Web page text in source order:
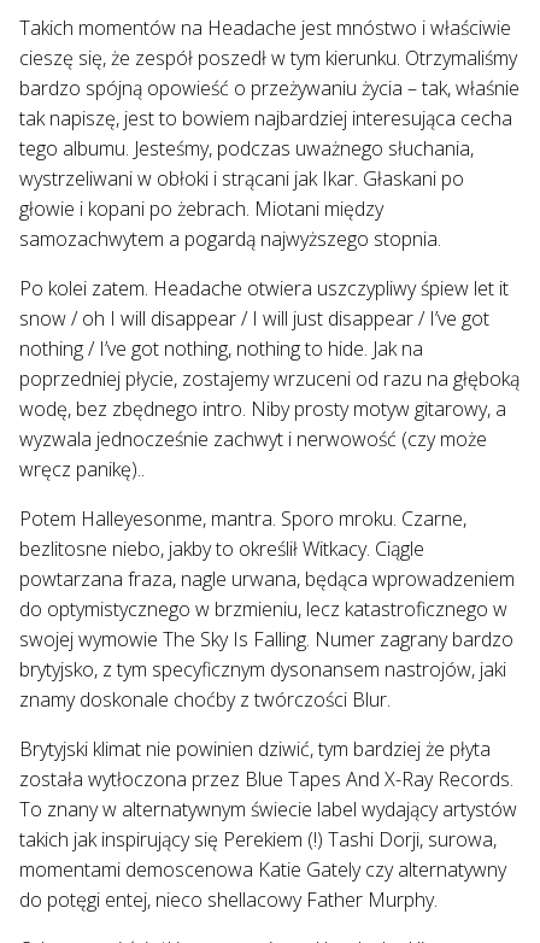
Takich momentów na Headache jest mnóstwo i właściwie
cieszę się, że zespół poszedł w tym kierunku. Otrzymaliśmy
bardzo spójną opowieść o przeżywaniu życia – tak, właśnie
tak napiszę, jest to bowiem najbardziej interesująca cecha
tego albumu. Jesteśmy, podczas uważnego słuchania,
wystrzeliwani w obłoki i strącani jak Ikar. Głaskani po
głowie i kopani po żebrach. Miotani między
samozachwytem a pogardą najwyższego stopnia.
Po kolei zatem. Headache otwiera uszczypliwy śpiew let it
snow / oh I will disappear / I will just disappear / I’ve got
nothing / I’ve got nothing, nothing to hide. Jak na
poprzedniej płycie, zostajemy wrzuceni od razu na głęboką
wodę, bez zbędnego intro. Niby prosty motyw gitarowy, a
wyzwala jednocześnie zachwyt i nerwowość (czy może
wręcz panikę)..
Potem Halleyesonme, mantra. Sporo mroku. Czarne,
bezlitosne niebo, jakby to określił Witkacy. Ciągle
powtarzana fraza, nagle urwana, będąca wprowadzeniem
do optymistycznego w brzmieniu, lecz katastroficznego w
swojej wymowie The Sky Is Falling. Numer zagrany bardzo
brytyjsko, z tym specyficznym dysonansem nastrojów, jaki
znamy doskonale choćby z twórczości Blur.
Brytyjski klimat nie powinien dziwić, tym bardziej że płyta
została wytłoczona przez Blue Tapes And X-Ray Records.
To znany w alternatywnym świecie label wydający artystów
takich jak inspirujący się Perekiem (!) Tashi Dorji, surowa,
momentami demoscenowa Katie Gately czy alternatywny
do potęgi entej, nieco shellacowy Father Murphy.